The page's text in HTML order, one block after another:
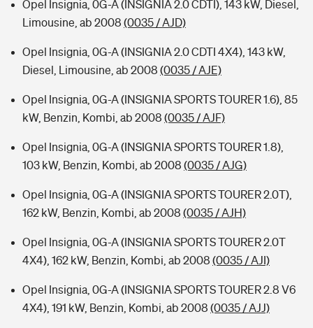
Opel Insignia, 0G-A (INSIGNIA 2.0 CDTI), 143 kW, Diesel,
Limousine, ab 2008 (0035 / AJD)
Opel Insignia, 0G-A (INSIGNIA 2.0 CDTI 4X4), 143 kW,
Diesel, Limousine, ab 2008 (0035 / AJE)
Opel Insignia, 0G-A (INSIGNIA SPORTS TOURER 1.6), 85
kW, Benzin, Kombi, ab 2008 (0035 / AJF)
Opel Insignia, 0G-A (INSIGNIA SPORTS TOURER 1.8),
103 kW, Benzin, Kombi, ab 2008 (0035 / AJG)
Opel Insignia, 0G-A (INSIGNIA SPORTS TOURER 2.0T),
162 kW, Benzin, Kombi, ab 2008 (0035 / AJH)
Opel Insignia, 0G-A (INSIGNIA SPORTS TOURER 2.0T
4X4), 162 kW, Benzin, Kombi, ab 2008 (0035 / AJI)
Opel Insignia, 0G-A (INSIGNIA SPORTS TOURER 2.8 V6
4X4), 191 kW, Benzin, Kombi, ab 2008 (0035 / AJJ)